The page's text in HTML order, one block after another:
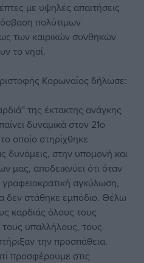
με υψηλές απαιτήσεις
πολύτιμων
των καιρικών συνθηκών
το νησί.
Κορωναίος δήλωσε:
της έκτακτης ανάγκης
δυναμικά στον 21ο
οποίο στηρίχθηκε
δυνάμεις, στην υπομονή και
μας, αποδεικνύει ότι όταν
αγκύλωση,
δεν στάθηκε εμπόδιο. Θέλω
καρδιάς όλους τους
υπαλλήλους, τους
την προσπάθεια.
προσφέρουμε στις